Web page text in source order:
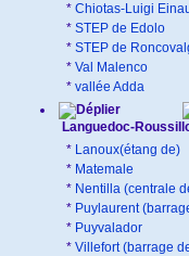
* Chiotas-Luigi
* STEP de Edolo
* STEP de
* Val Malenco
* vallée Adda
Languedoc-
* Lanoux(étang de)
* Matemale
* Nentilla (centrale
* Puylaurent
* Puyvalador
* Villefort (barrage